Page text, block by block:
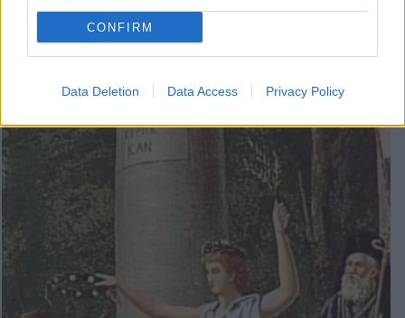
CONFIRM
Data Deletion Data Access Privacy Policy
Παραλαμβάνει οιονοστάφυλα
η ΕΑΣΗ - Ποιες οι τιμές